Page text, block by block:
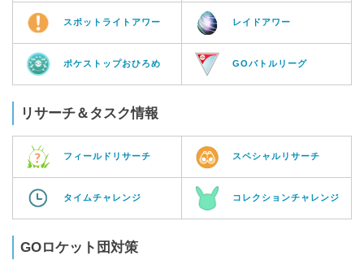
スポットライトアワー レイドアワー
ポケストップおひろめ GOバトルリーグ
リサーチ＆タスク情報
フィールドリサーチ スペシャルリサーチ
タイムチャレンジ コレクションチャレンジ
GOロケット団対策